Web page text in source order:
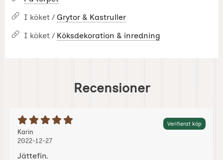
I köket / Grytor & Kastruller
I köket / Köksdekoration & inredning
Recensioner
Betyg: 5 Stjärnor av 5 Verifierat köp
Recension av:
Karin
2022-12-27
Jättefin.